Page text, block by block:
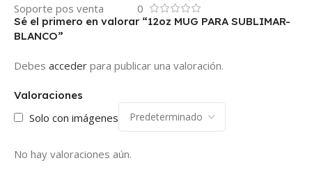
Soporte pos venta
0
Valoraciones
Solo con imágenes
No hay valoraciones aún.
Sé el primero en valorar “12oz MUG PARA SUBLIMAR-
BLANCO”
Debes acceder para publicar una valoración.